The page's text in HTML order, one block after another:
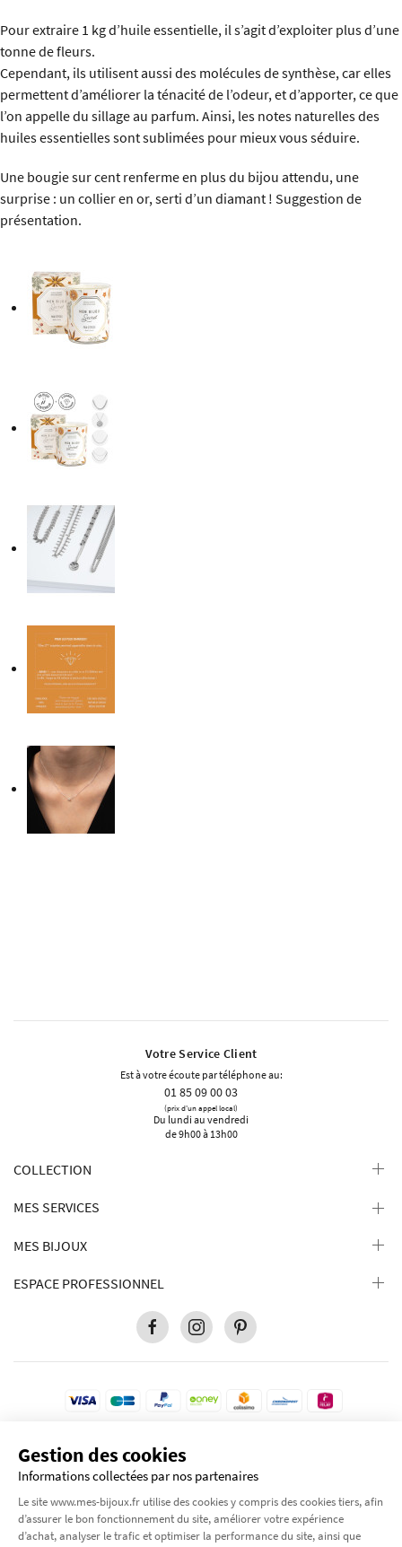
Gestion des cookies
Informations collectées par nos partenaires
Le site www.mes-bijoux.fr utilise des cookies y compris des cookies tiers, afin
d’assurer le bon fonctionnement du site, améliorer votre expérience
d’achat, analyser le trafic et optimiser la performance du site, ainsi que
Pour extraire 1 kg d’huile essentielle, il s’agit d’exploiter plus d’une
tonne de fleurs.
Cependant, ils utilisent aussi des molécules de synthèse, car elles
permettent d’améliorer la ténacité de l’odeur, et d’apporter, ce que
l’on appelle du sillage au parfum. Ainsi, les notes naturelles des
huiles essentielles sont sublimées pour mieux vous séduire.
Une bougie sur cent renferme en plus du bijou attendu, une
surprise : un collier en or, serti d’un diamant ! Suggestion de
présentation.
Votre Service Client
Est à votre écoute par téléphone au:
01 85 09 00 03
(prix d'un appel local)
Du lundi au vendredi
de 9h00 à 13h00
COLLECTION
MES SERVICES
MES BIJOUX
ESPACE PROFESSIONNEL
Pour votre protection, ce site est sécurisé par le niveau de cryptage le plus élevé
disponible. Transaction 100% sécurisé.
by Moode International.